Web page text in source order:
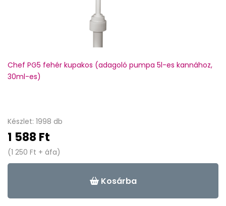
Chef PG5 fehér kupakos (adagoló pumpa 5l-es kannához,
30ml-es)
Készlet: 1998 db
1 588 Ft
(1 250 Ft + áfa)
Kosárba